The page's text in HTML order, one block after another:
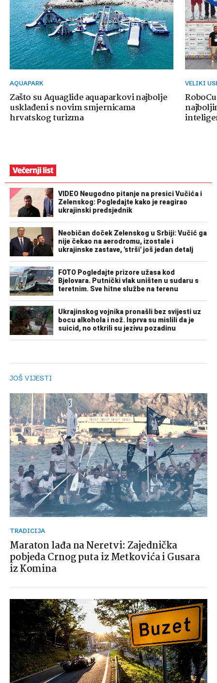
AQUAPARK
Zašto su Aquaglide aquaparkovi najbolje
usklađeni s novim smjernicama
hrvatskog turizma
VELIKI
JOŠ VIJESTI
TRADICIJA
Maraton lađa na Neretvi: Zajednička
pobjeda Crnog puta iz Metkovića i Gusara
iz Komina